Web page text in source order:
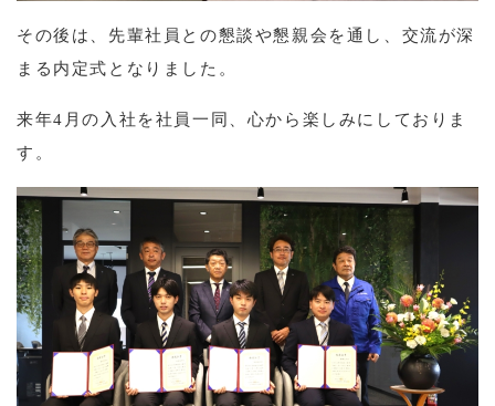
その後は、先輩社員との懇談や懇親会を通し、交流が深
まる内定式となりました。
来年4月の入社を社員一同、心から楽しみにしておりま
す。